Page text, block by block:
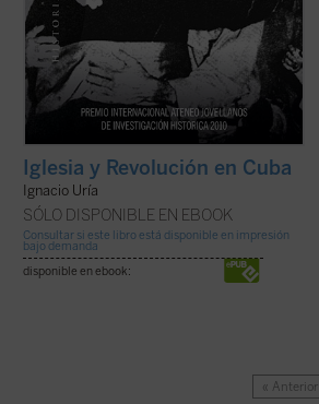
Iglesia y Revolución en Cuba
Ignacio Uría
SÓLO DISPONIBLE EN EBOOK
Consultar si este libro está disponible en impresión
bajo demanda
disponible en ebook:
« Anterior